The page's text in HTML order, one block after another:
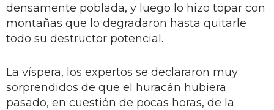
densamente poblada, y luego lo hizo topar con
montañas que lo degradaron hasta quitarle
todo su destructor potencial.
La víspera, los expertos se declararon muy
sorprendidos de que el huracán hubiera
pasado, en cuestión de pocas horas, de la